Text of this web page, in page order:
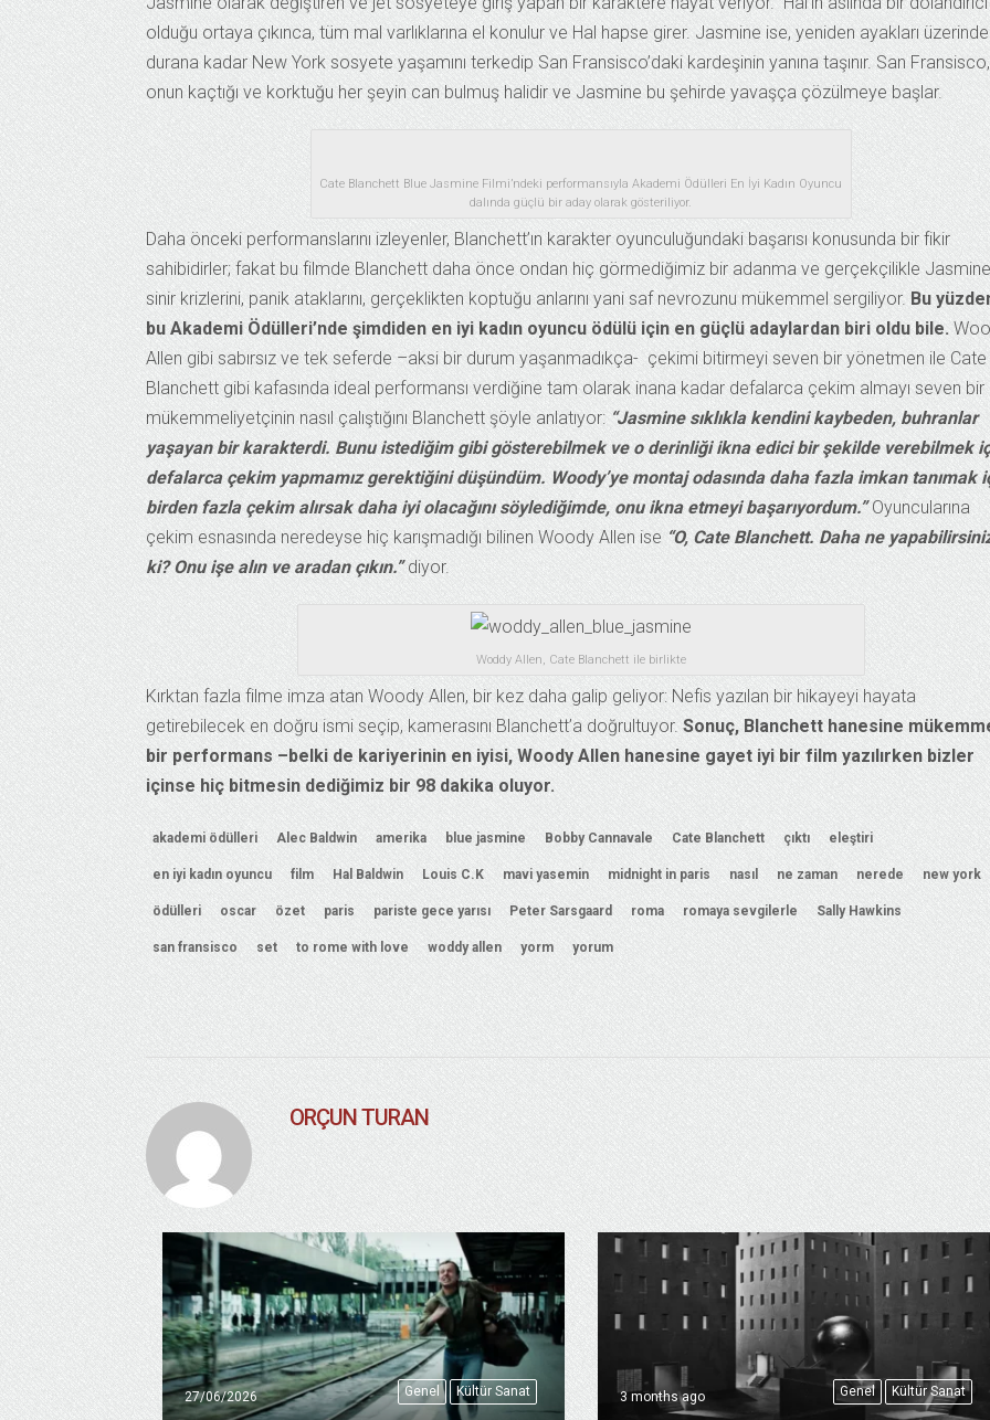
olduğu ortaya çıkınca, tüm mal varlıklarına el konulur ve Hal hapse girer. Jasmine ise, yeniden ayakları üzerinde
durana kadar New York sosyete yaşamını terkedip San Fransisco’daki kardeşinin yanına taşınır. San Fransisco,
onun kaçtığı ve korktuğu her şeyin can bulmuş halidir ve Jasmine bu şehirde yavaşça çözülmeye başlar.
Cate Blanchett Blue Jasmine Filmi’ndeki performansıyla Akademi Ödülleri En İyi Kadın Oyuncu
dalında güçlü bir aday olarak gösteriliyor.
Daha önceki performanslarını izleyenler, Blanchett’ın karakter oyunculuğundaki başarısı konusunda bir fikir
sahibidirler; fakat bu filmde Blanchett daha önce ondan hiç görmediğimiz bir adanma ve gerçekçilikle
sinir krizlerini, panik ataklarını, gerçeklikten koptuğu anlarını yani saf nevrozunu mükemmel sergiliyor. Bu
bu Akademi Ödülleri’nde şimdiden en iyi kadın oyuncu ödülü için en güçlü adaylardan biri oldu bile.
Allen gibi sabırsız ve tek seferde –aksi bir durum yaşanmadıkça- çekimi bitirmeyi seven bir yönetmen ile Cate
Blanchett gibi kafasında ideal performansı verdiğine tam olarak inana kadar defalarca çekim almayı seven bir
mükemmeliyetçinin nasıl çalıştığını Blanchett şöyle anlatıyor: “Jasmine sıklıkla kendini kaybeden, buhranlar
yaşayan bir karakterdi. Bunu istediğim gibi gösterebilmek ve o derinliği ikna edici bir şekilde verebilmek
defalarca çekim yapmamız gerektiğini düşündüm. Woody’ye montaj odasında daha fazla imkan tanımak
birden fazla çekim alırsak daha iyi olacağını söylediğimde, onu ikna etmeyi başarıyordum.”Oyuncularına
çekim esnasında neredeyse hiç karışmadığı bilinen Woody Allen ise “O, Cate Blanchett. Daha ne
ki? Onu işe alın ve aradan çıkın.”diyor.
Woddy Allen, Cate Blanchett ile birlikte
Kırktan fazla filme imza atan Woody Allen, bir kez daha galip geliyor: Nefis yazılan bir hikayeyi hayata
getirebilecek en doğru ismi seçip, kamerasını Blanchett’a doğrultuyor. Sonuç, Blanchett hanesine
bir performans –belki de kariyerinin en iyisi, Woody Allen hanesine gayet iyi bir film yazılırken bizler
içinse hiç bitmesin dediğimiz bir 98 dakika oluyor.
akademi ödülleri Alec Baldwin amerika blue jasmine Bobby Cannavale Cate Blanchett çıktı eleştiri
en iyi kadın oyuncu film Hal Baldwin Louis C.K mavi yasemin midnight in paris nasıl ne zaman nerede new york
ödülleri oscar özet paris pariste gece yarısı Peter Sarsgaard roma romaya sevgilerle Sally Hawkins
san fransisco set to rome with love woddy allen yorm yorum
ORÇUN TURAN
Genel Kültür Sanat
27/06/2026 Genel Kültür Sanat
3 months ago